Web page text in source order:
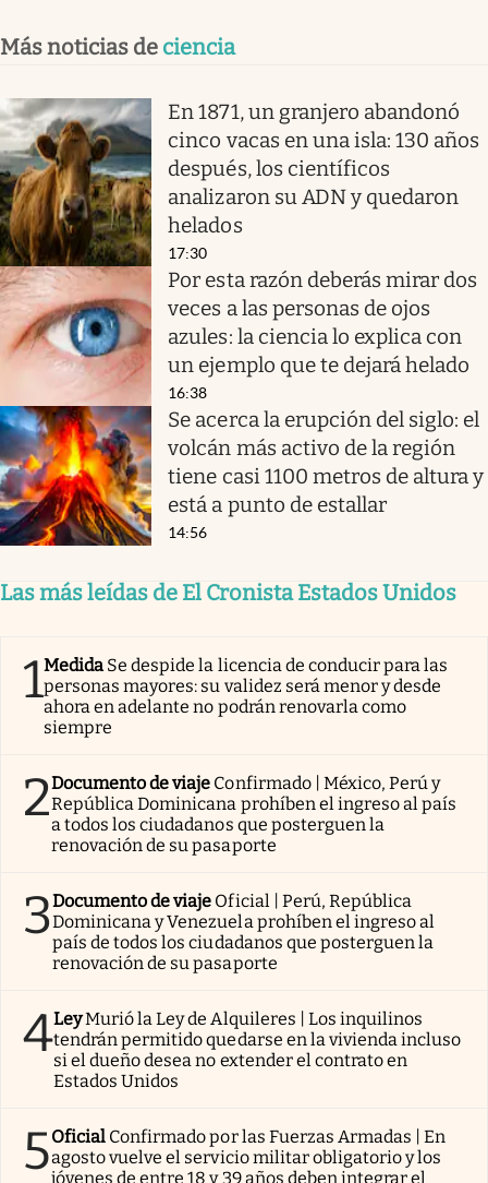
Más noticias de ciencia
En 1871, un granjero abandonó
cinco vacas en una isla: 130 años
después, los científicos
analizaron su ADN y quedaron
helados
17:30
Por esta razón deberás mirar dos
veces a las personas de ojos
azules: la ciencia lo explica con
un ejemplo que te dejará helado
16:38
Se acerca la erupción del siglo: el
volcán más activo de la región
tiene casi 1100 metros de altura y
está a punto de estallar
14:56
Las más leídas de El Cronista Estados Unidos
1Medida Se despide la licencia de conducir para las
personas mayores: su validez será menor y desde
ahora en adelante no podrán renovarla como
siempre
2Documento de viaje Confirmado | México, Perú y
República Dominicana prohíben el ingreso al país
a todos los ciudadanos que posterguen la
renovación de su pasaporte
3Documento de viaje Oficial | Perú, República
Dominicana y Venezuela prohíben el ingreso al
país de todos los ciudadanos que posterguen la
renovación de su pasaporte
4LeyMurió la Ley de Alquileres | Los inquilinos
tendrán permitido quedarse en la vivienda incluso
si el dueño desea no extender el contrato en
Estados Unidos
5Oficial Confirmado por las Fuerzas Armadas | En
agosto vuelve el servicio militar obligatorio y los
jóvenes de entre 18 y 39 años deben integrar el